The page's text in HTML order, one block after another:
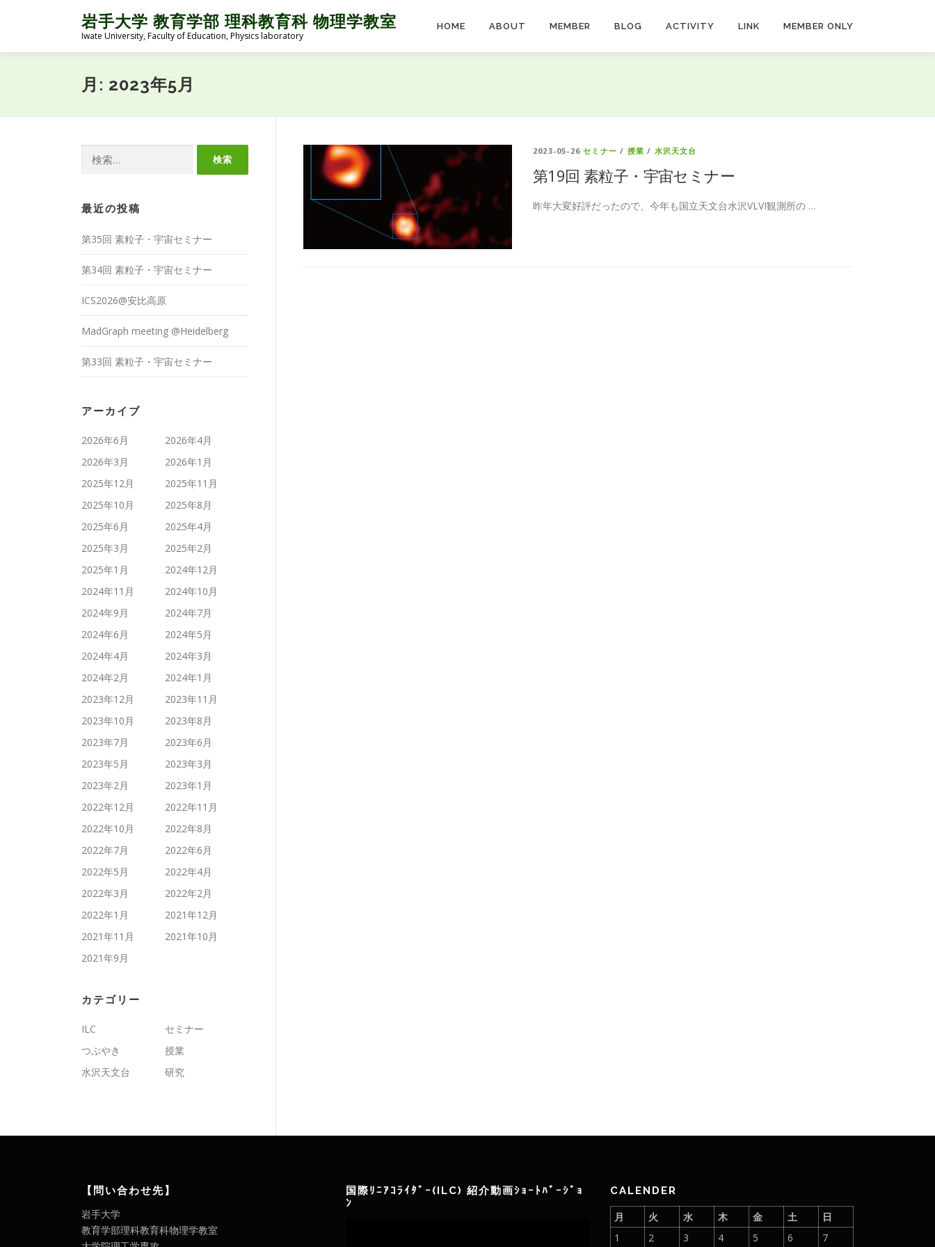
ン
キ
岩手大学 教育学部 理科教育科 物理学教室
Iwate University, Faculty of Education, Physics laboratory
HOME ABOUT MEMBER BLOG ACTIVITY LINK MEMBER ONLY
月: 2023年5月
2023-05-26セミナー / 授業 / 水沢天文台
第19回 素粒子・宇宙セミナー
昨年大変好評だったので、今年も国立天文台水沢VLVI観測所の …
最近の投稿
第35回 素粒子・宇宙セミナー
第34回 素粒子・宇宙セミナー
ICS2026@安比高原
MadGraph meeting @Heidelberg
第33回 素粒子・宇宙セミナー
アーカイブ
2026年6月
2026年4月
2026年3月
2026年1月
2025年12月
2025年11月
2025年10月
2025年8月
2025年6月
2025年4月
2025年3月
2025年2月
2025年1月
2024年12月
2024年11月
2024年10月
2024年9月
2024年7月
2024年6月
2024年5月
2024年4月
2024年3月
2024年2月
2024年1月
2023年12月
2023年11月
2023年10月
2023年8月
2023年7月
2023年6月
2023年5月
2023年3月
2023年2月
2023年1月
2022年12月
2022年11月
2022年10月
2022年8月
2022年7月
2022年6月
2022年5月
2022年4月
2022年3月
2022年2月
2022年1月
2021年12月
2021年11月
2021年10月
2021年9月
カテゴリー
ILC
セミナー
つぶやき
授業
水沢天文台
研究
【問い合わせ先】
岩手大学
教育学部理科教育科物理学教室
国際ﾘﾆｱｺﾗｲﾀﾞｰ(ILC) 紹介動画ｼｮｰﾄﾊﾞｰｼﾞｮ
ﾝ
CALENDER
月 火 水 木 金 土
日
1
2 3 4 5 6 7